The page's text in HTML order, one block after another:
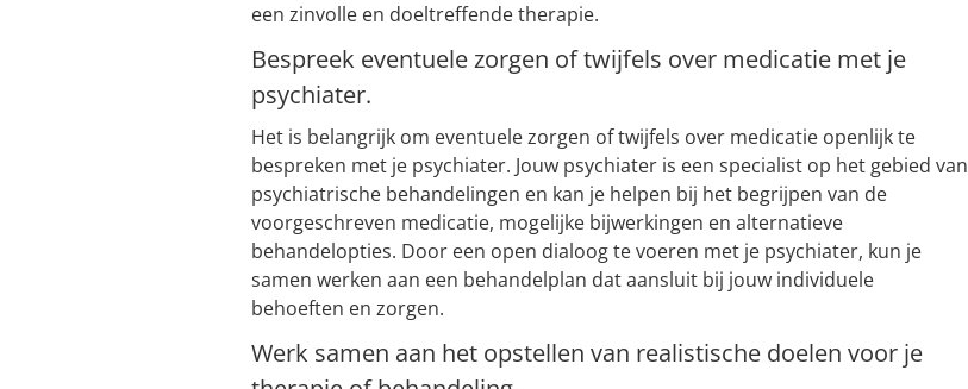
een zinvolle en doeltreffende therapie.
Bespreek eventuele zorgen of twijfels over medicatie met je
psychiater.
Het is belangrijk om eventuele zorgen of twijfels over medicatie openlijk te
bespreken met je psychiater. Jouw psychiater is een specialist op het gebied van
psychiatrische behandelingen en kan je helpen bij het begrijpen van de
voorgeschreven medicatie, mogelijke bijwerkingen en alternatieve
behandelopties. Door een open dialoog te voeren met je psychiater, kun je
samen werken aan een behandelplan dat aansluit bij jouw individuele
behoeften en zorgen.
Werk samen aan het opstellen van realistische doelen voor je